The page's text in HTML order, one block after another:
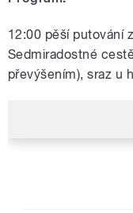
12:00 pěší putování
Sedmiradostné
převýšením), sraz u